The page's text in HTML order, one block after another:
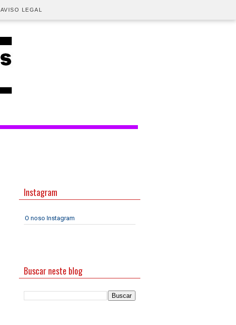
AVISO LEGAL
Instagram
O noso Instagram
Buscar neste blog